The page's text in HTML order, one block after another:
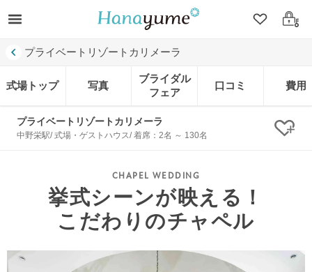
クリップ
ログ
プライベートリゾートカリメーラ
式場トップ 写真
ブライダル
フェア
口コミ 費用
プライベートリゾートカリメーラ
中野栄駅/ 式場・ゲストハウス/ 着席：2名 ～ 130名 ク
挙式シーンが映える！
こだわりのチャペル